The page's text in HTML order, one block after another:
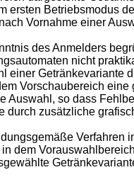
ersten Betriebsmodus
Vornahme einer
des Anmelders
nicht
einer
Vorschaubereich
Auswahl, so dass
durch zusätzliche
Verfahren
dem